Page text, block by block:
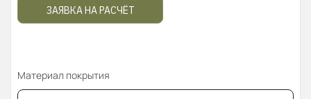
ЗАЯВКА НА РАСЧЁТ
Материал покрытия